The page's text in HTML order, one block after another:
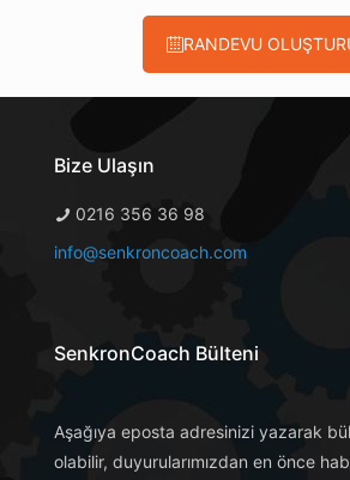
RANDEVU
Bize Ulaşın
0216 356 36 98
info@senkroncoach.com
SenkronCoach Bülteni
Aşağıya eposta adresinizi yazarak
olabilir, duyurularımızdan en önce